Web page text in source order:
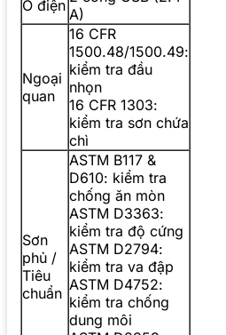
Ổ điện A)
Ngoại
quan
16 CFR
1500.48/1500.49:
kiểm tra đầu
nhọn
16 CFR 1303:
kiểm tra sơn chứa
chì
Sơn
phủ /
Tiêu
chuẩn
ASTM B117 &
D610: kiểm tra
chống ăn mòn
ASTM D3363:
kiểm tra độ cứng
ASTM D2794:
kiểm tra va đập
ASTM D4752:
kiểm tra chống
dung môi